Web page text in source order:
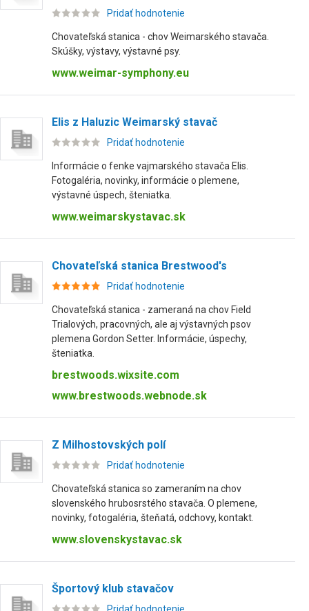
Pridať hodnotenie
Chovateľská stanica - chov Weimarského stavača.
Skúšky, výstavy, výstavné psy.
www.weimar-symphony.eu
Elis z Haluzic Weimarský stavač
Pridať hodnotenie
Informácie o fenke vajmarského stavača Elis.
Fotogaléria, novinky, informácie o plemene,
výstavné úspech, šteniatka.
www.weimarskystavac.sk
Chovateľská stanica Brestwood's
Pridať hodnotenie
Chovateľská stanica - zameraná na chov Field
Trialových, pracovných, ale aj výstavných psov
plemena Gordon Setter. Informácie, úspechy,
šteniatka.
brestwoods.wixsite.com
www.brestwoods.webnode.sk
Z Milhostovských polí
Pridať hodnotenie
Chovateľská stanica so zameraním na chov
slovenského hrubosrstého stavača. O plemene,
novinky, fotogaléria, šteňatá, odchovy, kontakt.
www.slovenskystavac.sk
Športový klub stavačov